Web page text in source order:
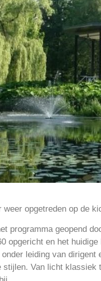
weer opgetreden op de
programma geopend
opgericht en het
leiding van
Van licht